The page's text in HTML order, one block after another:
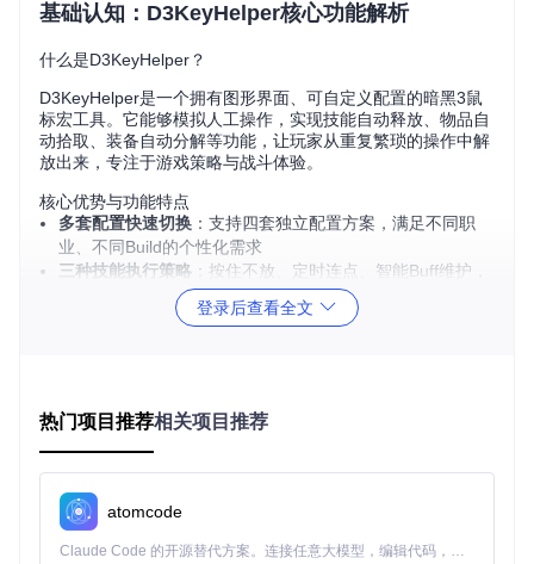
基础认知：D3KeyHelper核心功能解析
什么是D3KeyHelper？
D3KeyHelper是一个拥有图形界面、可自定义配置的暗黑3鼠
标宏工具。它能够模拟人工操作，实现技能自动释放、物品自
动拾取、装备自动分解等功能，让玩家从重复繁琐的操作中解
放出来，专注于游戏策略与战斗体验。
核心优势与功能特点
多套配置快速切换 ：支持四套独立配置方案，满足不同职
业、不同Build的个性化需求
三种技能执行策略 ：按住不放、定时连点、智能Buff维护，
适配各类技能特性
：集成血岩赌博、智能拾取、装备分解等自动
灵活参数调节：支持执行间隔、延迟时间、随机波动等精细
化设置
场景化配置：四大职业Build实战方案
登录后查看全文
热门项目推荐相关项目推荐
atomcode
Claude Code 的开源替代方案。连接任意大模型，编辑代码，运行命令，自动验证 — 全自动执行。用 Rust 构建，极致性能。 ｜ An open-source alternative to Claude Code. Connect any LLM, edit code, run commands, and verify changes — autonomously. Built in Rust for speed. Get Started